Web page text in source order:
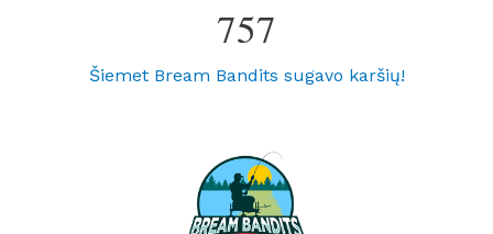
757
Šiemet Bream Bandits sugavo karšių!